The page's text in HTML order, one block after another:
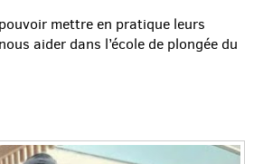
mettre en pratique leurs
aider dans l’école de plongée du